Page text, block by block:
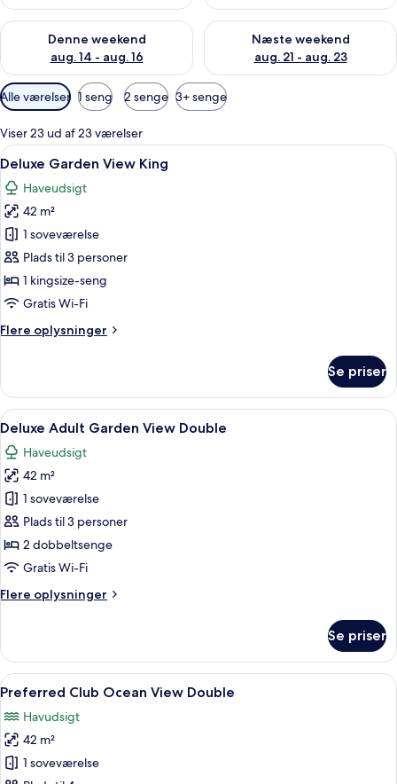
Denne weekend
aug. 14 - aug. 16
Tjek tilgængelighed for denne weekend aug. 14 - aug. 16
Næste weekend
aug. 21 - aug. 23
Tjek tilgængelighed for næste
Tilgængelige
filtre
for
værelser
Alle værelser 1 seng 2 senge 3+ senge
Viser 23 ud af 23 værelser
Indlæs
alle
billeder
af
Deluxe
Garden
View
King
Et hotelværelse med en seng, et
7
Deluxe Garden View King
Haveudsigt
42 m²
1 soveværelse
Plads til 3 personer
1 kingsize-seng
Gratis Wi-Fi
Flere oplysninger
Flere
Garden
View
King
Se priser
Indlæs
alle
billeder
af
Deluxe
Adult
Garden
View
Et hotelværelse med to senge, et
6
Deluxe Adult Garden View Double
Haveudsigt
42 m²
1 soveværelse
Plads til 3 personer
2 dobbeltsenge
Gratis Wi-Fi
Flere oplysninger
Flere
Adult
Garden
View
Se priser
Indlæs
alle
billeder
af
Preferred
Et hotelværelse med et stort spejl,
7
Preferred Club Ocean View Double
Havudsigt
42 m²
1 soveværelse